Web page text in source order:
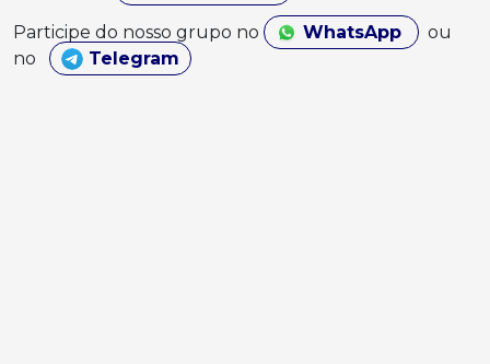
Participe do nosso grupo no WhatsApp
ou
no
Telegram